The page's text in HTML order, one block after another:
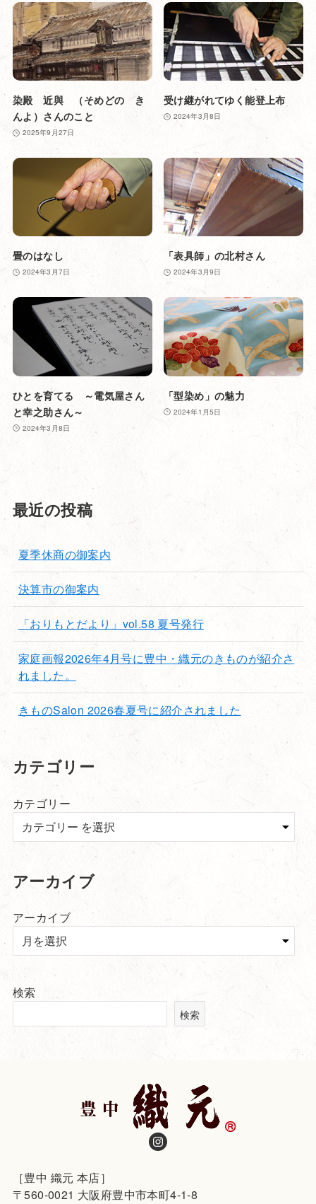
染殿 近與 （そめどの き
んよ）さんのこと
2025年9月27日
受け継がれてゆく能登上布
2024年3月8日
畳のはなし
2024年3月7日
「表具師」の北村さん
2024年3月9日
ひとを育てる ～電気屋さん
と幸之助さん～
2024年3月8日
「型染め」の魅力
2024年1月5日
最近の投稿
夏季休商の御案内
決算市の御案内
「おりもとだより」vol.58 夏号発行
家庭画報2026年4月号に豊中・織元のきものが紹介さ
れました。
きものSalon 2026春夏号に紹介されました
カテゴリー
カテゴリー
アーカイブ
アーカイブ
検索
検索
［豊中 織元 本店］
〒560-0021 大阪府豊中市本町4-1-8